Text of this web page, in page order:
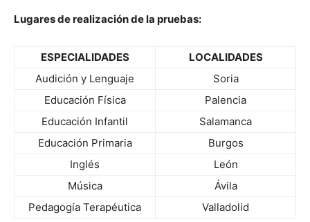
Lugares de realización de la pruebas:
ESPECIALIDADES
LOCALIDADES
Audición y Lenguaje
Soria
Educación Física
Palencia
Educación Infantil
Salamanca
Educación Primaria
Burgos
Inglés
León
Música
Ávila
Pedagogía Terapéutica
Valladolid